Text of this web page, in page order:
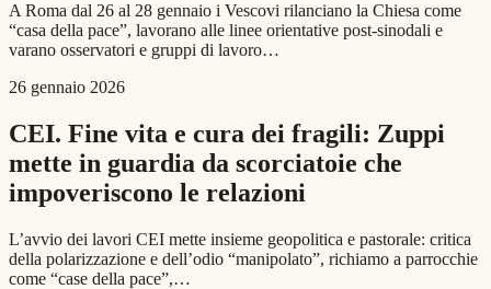
A Roma dal 26 al 28 gennaio i Vescovi rilanciano la Chiesa come
“casa della pace”, lavorano alle linee orientative post-sinodali e
varano osservatori e gruppi di lavoro…
26 gennaio 2026
CEI. Fine vita e cura dei fragili: Zuppi
mette in guardia da scorciatoie che
impoveriscono le relazioni
L’avvio dei lavori CEI mette insieme geopolitica e pastorale: critica
della polarizzazione e dell’odio “manipolato”, richiamo a parrocchie
come “case della pace”,…